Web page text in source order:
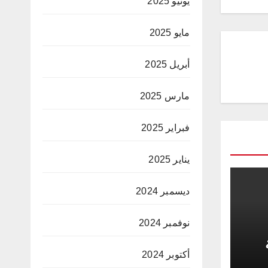
مايو 2025
أبريل 2025
مارس 2025
فبراير 2025
يناير 2025
ديسمبر 2024
نوفمبر 2024
أكتوبر 2024